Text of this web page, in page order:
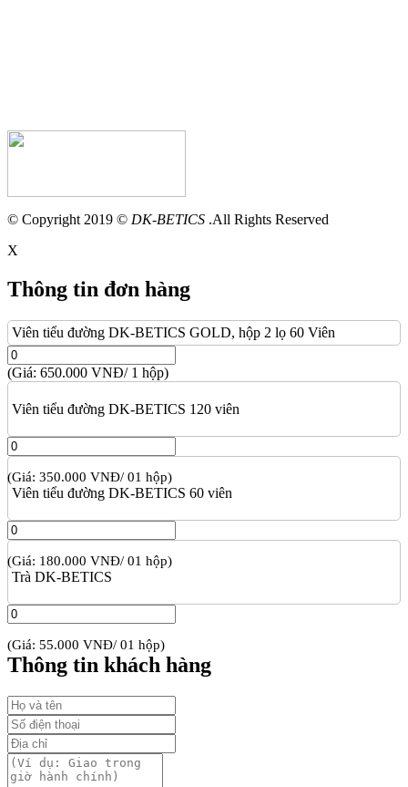
© Copyright 2019 © DK-BETICS .All Rights Reserved
X
Thông tin đơn hàng
Viên tiểu đường DK-BETICS GOLD, hộp 2 lọ 60 Viên
(Giá: 650.000 VNĐ/ 1 hộp)
Viên tiểu đường DK-BETICS 120 viên
(Giá: 350.000 VNĐ/ 01 hộp)
Viên tiểu đường DK-BETICS 60 viên
(Giá: 180.000 VNĐ/ 01 hộp)
Trà DK-BETICS
(Giá: 55.000 VNĐ/ 01 hộp)
Thông tin khách hàng